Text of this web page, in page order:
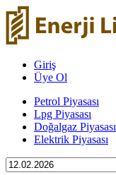
Giriş
Üye Ol
Petrol Piyasası
Lpg Piyasası
Doğalgaz Piyasası
Elektrik Piyasası